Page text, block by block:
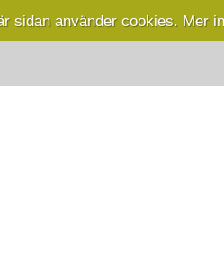
sidan använder cookies. Mer